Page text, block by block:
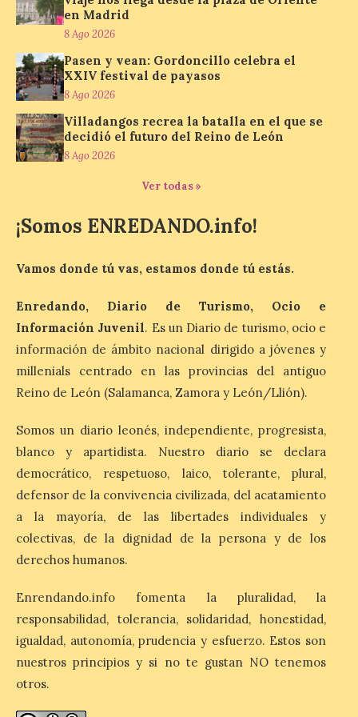
Los minerales y sus usos
más comunes centran la
nueva exposición del
Museo de la Siderurgia y
la Minería de Sabero
8 Ago 2026
inaugurará el sábado día 8
de agosto a las doce y
minerales, rocas y fósiles de Castilla y
La Bañeza inicia sus
fiestas con el pregón a
cargo de Arturo Martínez
8 Ago 2026
Bañeza designa a Arturo
Martínez Matilla como
2026. Tendrá lugar este
sábado 8 de agosto a las 21,00 horas en el
teatro municipal de La Bañeza. El
Matilla, […]
La I Feria de la Cerveza
Artesana de Astorga
arranca con una gran
acogida del público
en Madrid
8 Ago 2026
Pasen y vean: Gordoncillo celebra el
XXIV festival de payasos
8 Ago 2026
Villadangos recrea la batalla en el que se
decidió el futuro del Reino de León
8 Ago 2026
Ver todas »
¡Somos ENREDANDO.info!
Vamos donde tú vas, estamos donde tú estás.
Enredando, Diario de Turismo, Ocio e
Información Juvenil. Es un Diario de turismo, ocio e
información de ámbito nacional dirigido a jóvenes y
millenials centrado en las provincias del antiguo
Reino de León (Salamanca, Zamora y León/Llión).
Somos un diario leonés, independiente, progresista,
blanco y apartidista. Nuestro diario se declara
democrático, respetuoso, laico, tolerante, plural,
defensor de la convivencia civilizada, del acatamiento
a la mayoría, de las libertades individuales y
colectivas, de la dignidad de la persona y de los
derechos humanos.
Enrendando.info fomenta la pluralidad, la
responsabilidad, tolerancia, solidaridad, honestidad,
igualdad, autonomía, prudencia y esfuerzo. Estos son
nuestros principios y si no te gustan NO tenemos
otros.